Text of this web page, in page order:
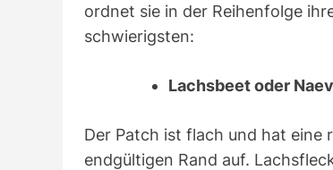
ordnet sie in der Reihenfolge
schwierigsten:
Lachsbeet oder
Der Patch ist flach und hat eine
endgültigen Rand auf.